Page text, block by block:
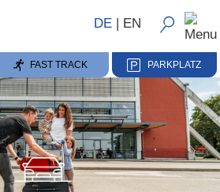
DE | EN
FAST TRACK PARKPLATZ